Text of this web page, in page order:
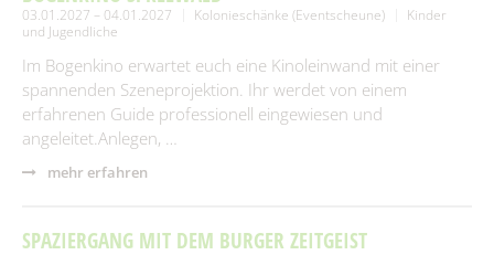
03.01.2027 – 04.01.2027 Kolonieschänke (Eventscheune)
Kinder
und Jugendliche
Im Bogenkino erwartet euch eine Kinoleinwand mit einer
spannenden Szeneprojektion. Ihr werdet von einem
erfahrenen Guide professionell eingewiesen und
angeleitet.Anlegen, …
mehr erfahren
SPAZIERGANG MIT DEM BURGER ZEITGEIST